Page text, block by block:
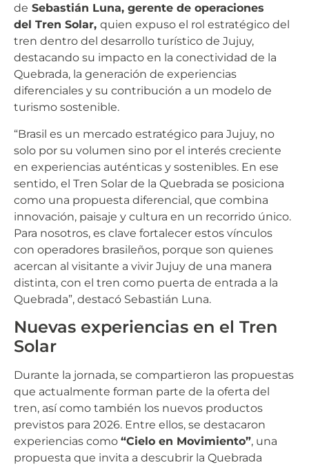
de Sebastián Luna, gerente de operaciones
del Tren Solar, quien expuso el rol estratégico del
tren dentro del desarrollo turístico de Jujuy,
destacando su impacto en la conectividad de la
Quebrada, la generación de experiencias
diferenciales y su contribución a un modelo de
turismo sostenible.
“Brasil es un mercado estratégico para Jujuy, no
solo por su volumen sino por el interés creciente
en experiencias auténticas y sostenibles. En ese
sentido, el Tren Solar de la Quebrada se posiciona
como una propuesta diferencial, que combina
innovación, paisaje y cultura en un recorrido único.
Para nosotros, es clave fortalecer estos vínculos
con operadores brasileños, porque son quienes
acercan al visitante a vivir Jujuy de una manera
distinta, con el tren como puerta de entrada a la
Quebrada”, destacó Sebastián Luna.
Nuevas experiencias en el Tren
Solar
Durante la jornada, se compartieron las propuestas
que actualmente forman parte de la oferta del
tren, así como también los nuevos productos
previstos para 2026. Entre ellos, se destacaron
experiencias como “Cielo en Movimiento”, una
propuesta que invita a descubrir la Quebrada